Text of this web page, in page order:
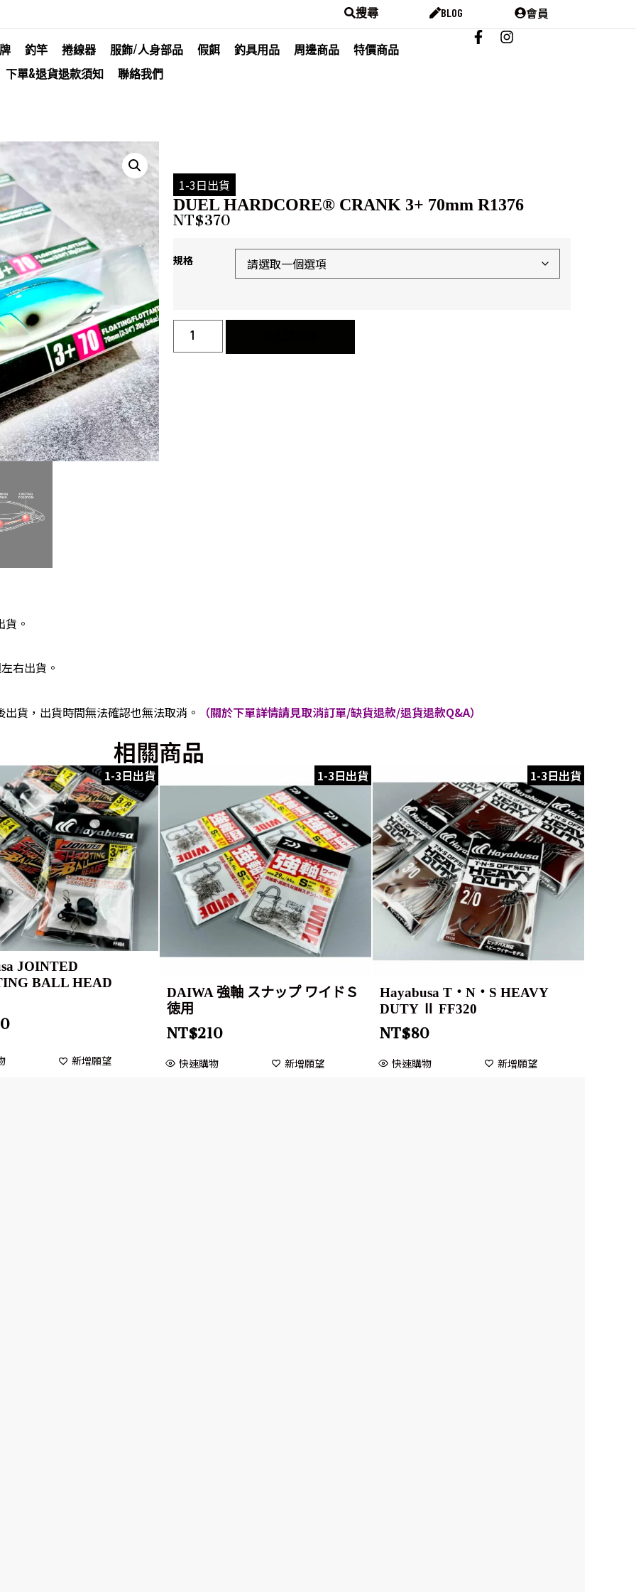
搜尋 BLOG 會員
釣竿 捲線器 服飾/人身部品 假餌 釣具用品 周邊商品
特價商品
下單&退貨退款須知
聯絡我們
1-3日出貨
DUEL HARDCORE® CRANK 3+ 70mm R1376
NT$370
規格
。
右出貨。
貨，出貨時間無法確認也無法取消。 （關於下單詳情請見取消訂單/缺貨退款/退貨退款Q&A）
相關商品
1-3日出貨
JOINTED
BALL HEAD
新增願望
1-3日出貨
DAIWA 強軸 スナップ ワイドＳ
徳用
NT$210
快速購物 新增願望
1-3日出貨
Hayabusa T・N・S HEAVY
DUTY Ⅱ FF320
NT$80
快速購物 新增願望